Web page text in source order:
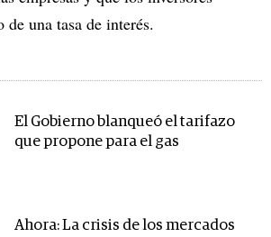
una tasa de interés.
El Gobierno blanqueó el tarifazo
que propone para el gas
Ahora: La crisis de los mercados